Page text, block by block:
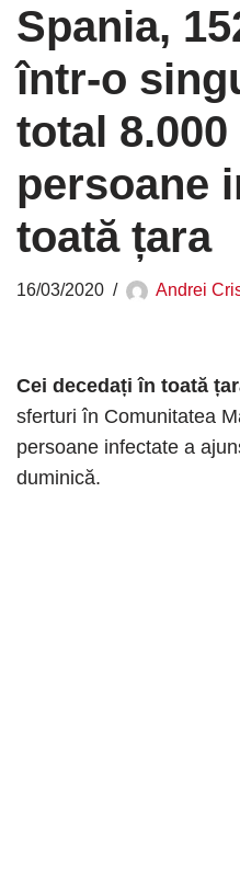
Spania,
într-o
total 8.000
persoane
toată țara
16/03/2020 Andrei
Cei decedați în toată
sferturi în Comunitatea
persoane infectate a
duminică.